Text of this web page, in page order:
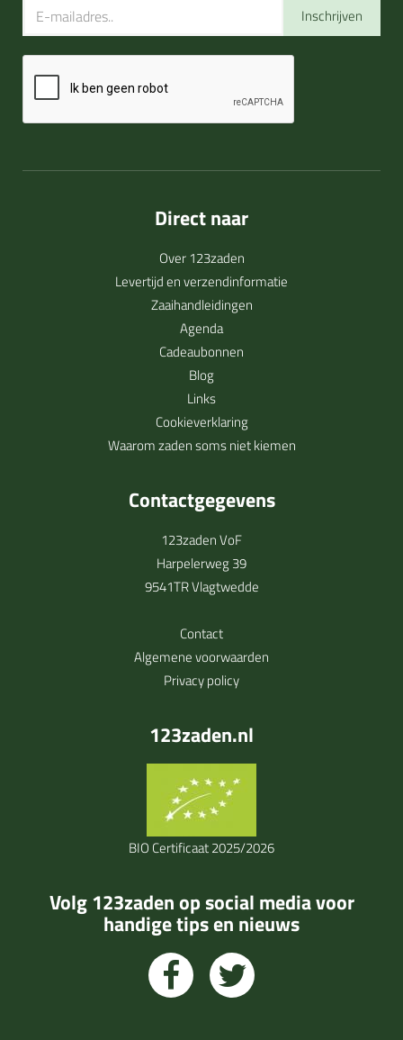
Inschrijven
Direct naar
Over 123zaden
Levertijd en verzendinformatie
Zaaihandleidingen
Agenda
Cadeaubonnen
Blog
Links
Cookieverklaring
Waarom zaden soms niet kiemen
Contactgegevens
123zaden VoF
Harpelerweg 39
9541TR Vlagtwedde
Contact
Algemene voorwaarden
Privacy policy
123zaden.nl
BIO Certificaat 2025/2026
Volg 123zaden op social media voor
handige tips en nieuws